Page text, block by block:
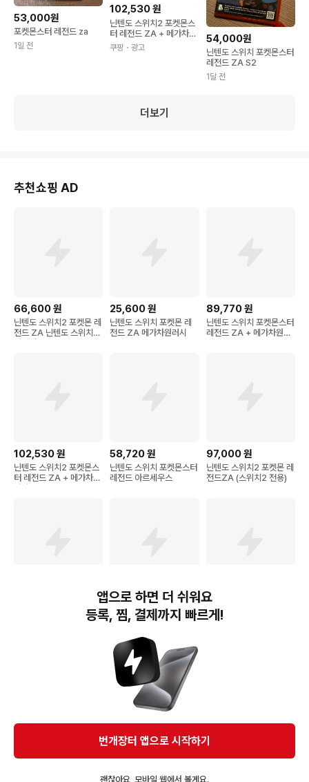
53,000원
포켓몬스터 레전드 za
1일 전
102,530원
닌텐도 스위치2 포켓몬스
터 레전드 ZA + 메가차원
러시 포켓몬ZA
쿠팡 ・광고
54,000원
닌텐도 스위치 포켓몬스터
레전드 ZA S2
1달 전
더보기
추천쇼핑 AD
66,600원
닌텐도 스위치2 포켓몬 레
전드 ZA 닌텐도 스위치2
25,600원
닌텐도 스위치 포켓몬 레
전드 ZA 메가차원러시
89,770원
닌텐도 스위치 포켓몬스터
레전드 ZA + 메가차원러
102,530원
닌텐도 스위치2 포켓몬스
터 레전드 ZA + 메가차원
58,720원
닌텐도 스위치 포켓몬스터
레전드 아르세우스
97,000원
닌텐도 스위치2 포켓몬 레
전드ZA (스위치2 전용)
닌텐도 스위치2 포켓몬 레
전드 ZA 한글판 특전 메탈
109,000원
닌텐도 스위치2 포켓몬 레
전드 ZA + DLC 메가차원
79,800
닌텐도 스위치2 포켓몬 레
전드 ZA 한글판 + 칩케이
번개장터(주) 사업자정보, 이용약관 및 기타 법적고지
번개장터㈜는 통신판매중개자이며, 통신판매의 당사자가 아닙니다. 전자상거래 등에서의
소비자보호에 관한 법률 등 관련 법령 및 번개장터㈜의 약관에 따라 상품, 상품정보, 거래에 관한 책임은
개별 판매자에게 귀속하고, 번개장터㈜는 원칙적으로 회원간 거래에 대하여 책임을 지지 않습니다.
다만, 번개장터㈜가 직접 판매하는 상품에 대한 책임은 번개장터㈜에게 귀속합니다.
Ⓒ Bungaejangter Inc. all rights reserved.
앱으로 하면 더 쉬워요
등록, 찜, 결제까지 빠르게!
번개장터 앱으로 시작하기
괜찮아요, 모바일 웹에서 볼게요.